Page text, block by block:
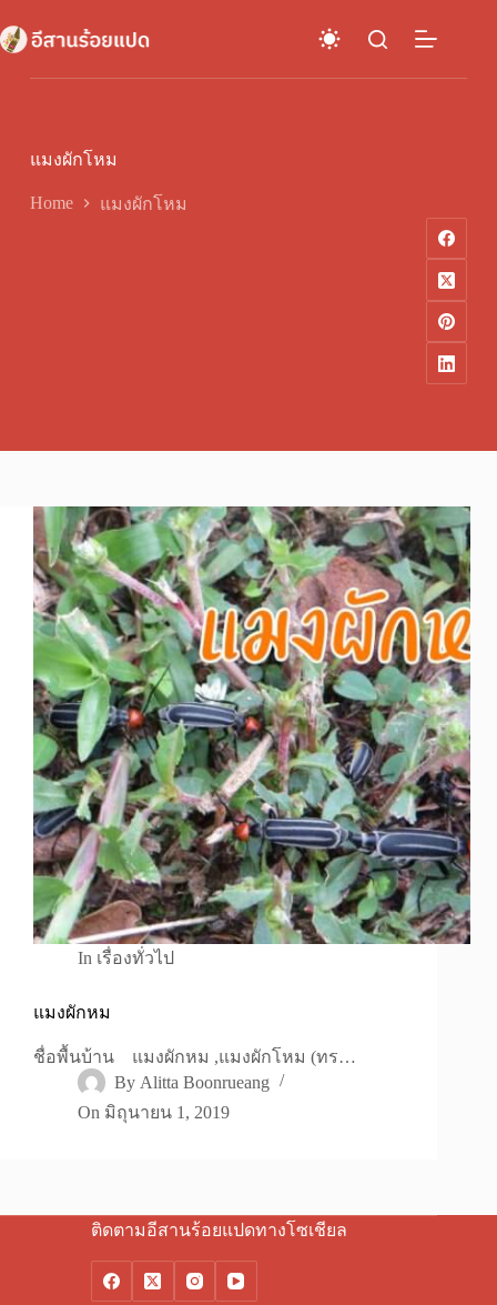
to
content
แมงผักโหม
Home แมงผักโหม
In เรื่องทั่วไป
แมงผักหม
ชื่อพื้นบ้าน แมงผักหม ,แมงผักโหม (ทร…
By Alitta Boonrueang
On มิถุนายน 1, 2019
ติดตามอีสานร้อยแปดทางโซเชียล